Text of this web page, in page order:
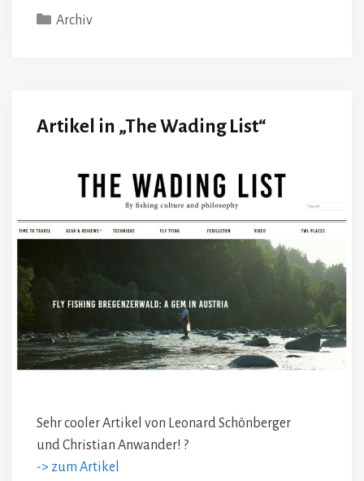
Kategorien
Archiv
Artikel in „The Wading List“
Sehr cooler Artikel von Leonard Schönberger
und Christian Anwander! ?
-> zum Artikel